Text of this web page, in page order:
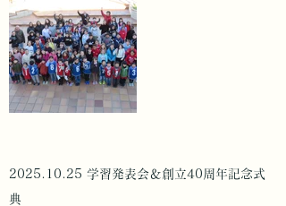
​2025.10.25 学習発表会＆創立40周年記念式
典